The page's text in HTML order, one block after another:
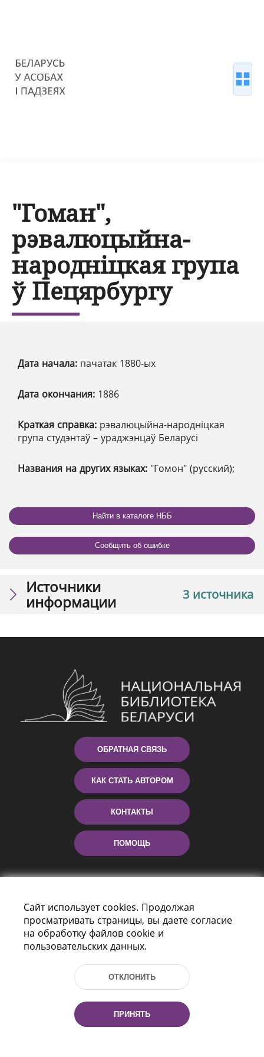
"Гоман",
рэвалюцыйна-
народніцкая група
ў Пецярбургу
Дата начала: пачатак 1880-ых
Дата окончания: 1886
Краткая справка: рэвалюцыйна-народніцкая
група студэнтаў – ураджэнцаў Беларусі
Названия на других языках: "Гомон" (русский);
Найти в каталоге НББ
Сообщить об ошибке
3 источника
Источники
информации
ОБРАТНАЯ СВЯЗЬ
КАК СТАТЬ АВТОРОМ
КОНТАКТЫ
ПОМОЩЬ
Пр-т Независимости 116
г. Минск, Республика Беларусь, 220114
Тел.: (+375 17) 368 37 37, Факс: (+375 17)
Эл. почта: inbox@nlb.by
Сайт использует cookies. Продолжая
просматривать страницы, вы даете согласие
на обработку файлов cookie и
пользовательских данных.
ОТКЛОНИТЬ
ПРИНЯТЬ